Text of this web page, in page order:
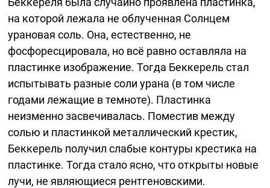
на которой лежала не облученная Солнцем
урановая соль. Она, естественно, не
фосфоресцировала, но всё равно оставляла на
пластинке изображение. Тогда Беккерель стал
испытывать разные соли урана (в том числе
годами лежащие в темноте). Пластинка
неизменно засвечивалась. Поместив между
солью и пластинкой металлический крестик,
Беккерель получил слабые контуры крестика на
пластинке. Тогда стало ясно, что открыты новые
лучи, не являющиеся рентгеновскими.